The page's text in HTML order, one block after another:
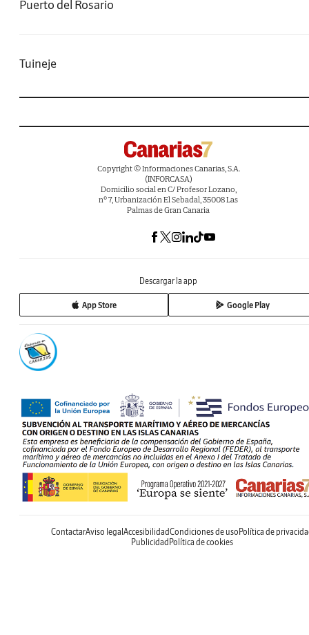
Puerto del Rosario
Tuineje
Copyright © Informaciones Canarias, S.A.
(INFORCASA)
Domicilio social en C/ Profesor Lozano,
nº 7, Urbanización El Sebadal, 35008 Las
Palmas de Gran Canaria
Descargar la app
App Store Google Play
ContactarAviso legal AccesibilidadCondiciones de uso Política de
Publicidad Política de cookies